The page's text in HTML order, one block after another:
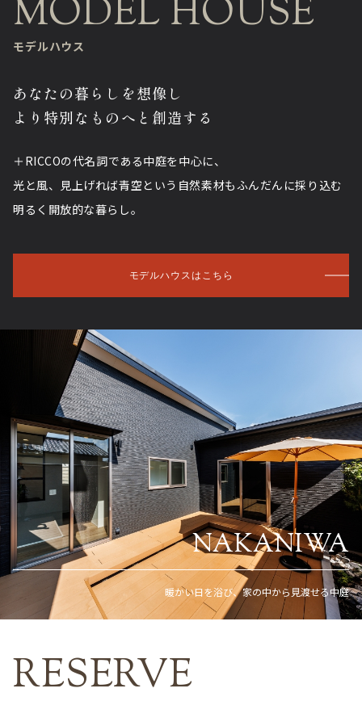
モデルハウス
あなたの暮らしを想像し
より特別なものへと創造する
＋RICCOの代名詞である中庭を中心に、
光と風、見上げれば青空という自然素材もふんだんに採り込む
明るく開放的な暮らし。
モデルハウスはこちら
NAKANIWA
暖かい日を浴び、家の中から見渡せる中庭